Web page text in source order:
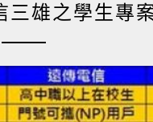
雄之學生專